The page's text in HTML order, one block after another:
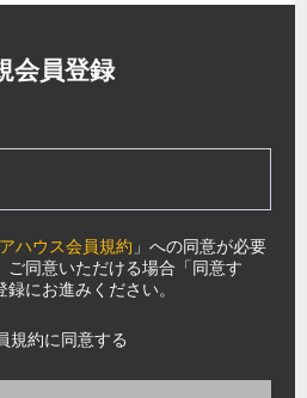
会員登録
ハウス会員規約 」への同意が必要
ご同意いただける場合「同意す
にお進みください。
規約に同意する